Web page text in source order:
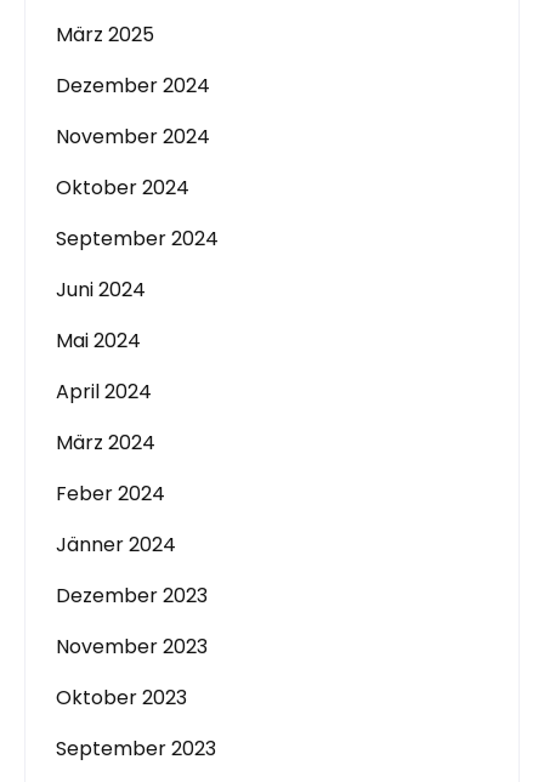
März 2025
Dezember 2024
November 2024
Oktober 2024
September 2024
Juni 2024
Mai 2024
April 2024
März 2024
Feber 2024
Jänner 2024
Dezember 2023
November 2023
Oktober 2023
September 2023